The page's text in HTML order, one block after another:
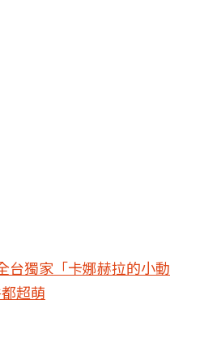
台獨家「卡娜赫拉的小動
超萌